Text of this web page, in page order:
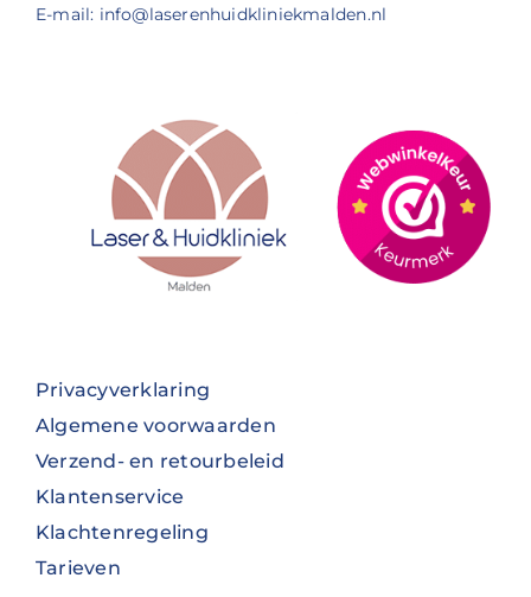
E-mail: info@laserenhuidkliniekmalden.nl
Privacyverklaring
Algemene voorwaarden
Verzend- en retourbeleid
Klantenservice
Klachtenregeling
Tarieven